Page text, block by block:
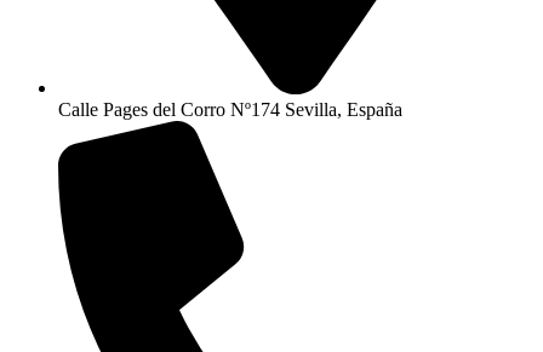
Calle Pages del Corro Nº174 Sevilla, España